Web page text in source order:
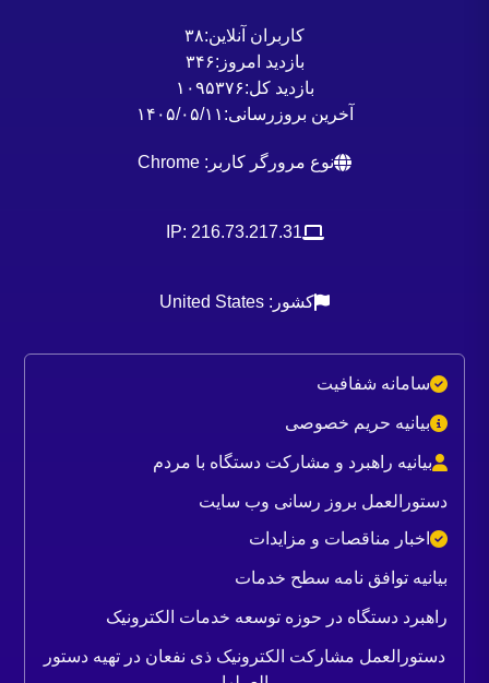
ولت نائین
-
ایجاد 6 کیلومتر خط
ازکاشان به تلمبه‌خانه
احجام کار
84.5 میلیون یورو
مدیریت طرح
مشارکت نصر (شرکت‌های
دانیال پترو، نصر میثاق
کاربران آنلاین:۳۸
بازدید امروز: ۳۴۶
بازدید کل:۱۰۹۵۳۷۶
آخرین بروزرسانی:۱۴۰۵/۰۵/۱۱
نوع مرورگر کاربر: Chrome
IP: 216.73.217.31
کشور: United States
سامانه شفافیت
بیانیه حریم خصوصی
بیانیه راهبرد و مشارکت دستگاه با مردم
دستورالعمل بروز رسانی وب سایت
اخبار مناقصات و مزایدات
بیانیه توافق نامه سطح خدمات
راهبرد دستگاه در حوزه توسعه خدمات الکترونیک
دستورالعمل مشارکت الکترونیک ذی نفعان در تهیه دستور